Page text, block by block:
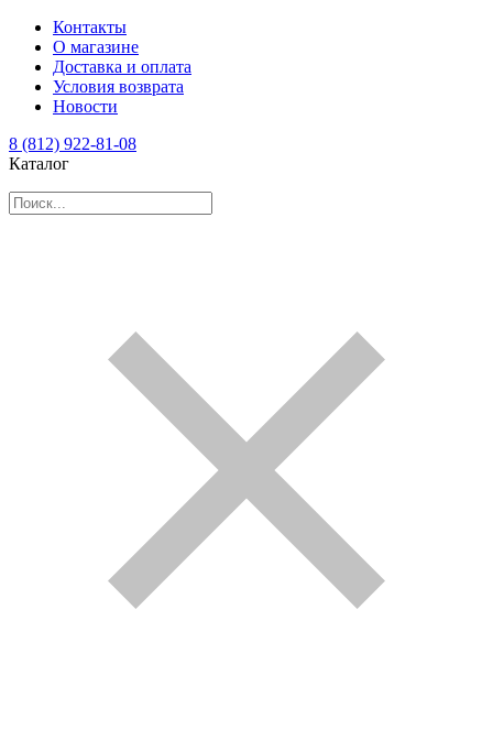
Контакты
О магазине
Доставка и оплата
Условия возврата
Новости
8 (812) 922-81-08
Каталог